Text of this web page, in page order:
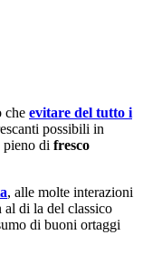
che evitare del tutto i
possibili in
pieno di fresco
, alle molte interazioni
di la del classico
di buoni ortaggi